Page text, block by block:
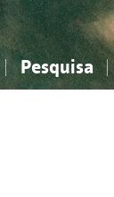
Pesquisa